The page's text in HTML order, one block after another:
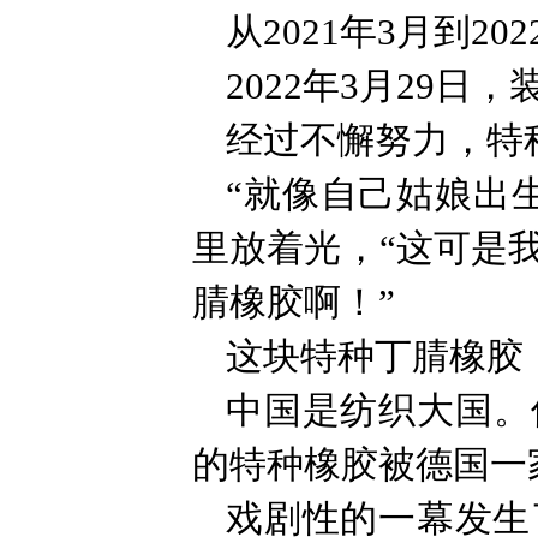
从2021年3月到
2022年3月29日，
经过不懈努力，特
“就像自己姑娘出
里放着光，“这可是
腈橡胶啊！”
这块特种丁腈橡胶
中国是纺织大国
的特种橡胶被德国
戏剧性的一幕发